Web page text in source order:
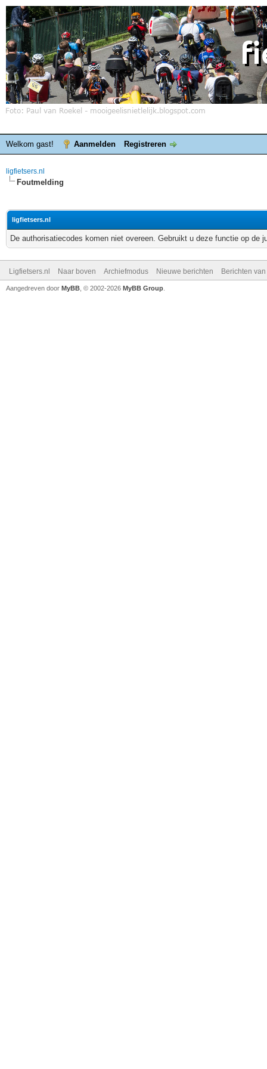
Welkom gast! Aanmelden Registreren
ligfietsers.nl
Foutmelding
ligfietsers.nl
De authorisatiecodes komen niet overeen. Gebruikt u deze functie op de
Ligfietsers.nl Naar boven Archiefmodus Nieuwe berichten Berichten
Aangedreven door MyBB , © 2002-2026 MyBB Group